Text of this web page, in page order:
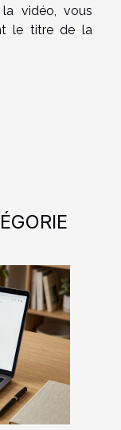
vidéo, vous
le titre de la